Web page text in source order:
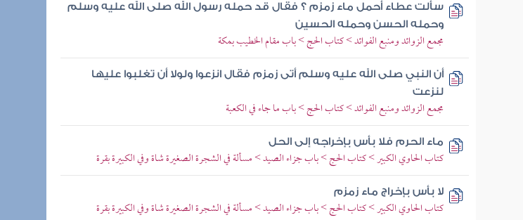
سألت عطاء أحمل ماء زمزم ؟ فقال قد حمله رسول الله صلى الله عليه وسلم
وحمله الحسن وحمله الحسين
مجمع الزوائد ومنبع الفوائد > كتاب الحج > باب مقام الخطيب بمكة
أن النبي صلى الله عليه وسلم أتى زمزم فقال انزعوا ولولا أن تغلبوا عليها
لنزعت
مجمع الزوائد ومنبع الفوائد > كتاب الحج > باب ما جاء في الكعبة
ماء الحرم فلا بأس بإخراجه إلى الحل
كتاب الحاوي الكبير > كتاب الحج > باب جزاء الصيد > مسألة في الشجرة الصغيرة شاة وفي الكبيرة بقرة
لا بأس بإخراج ماء زمزم
كتاب الحاوي الكبير > كتاب الحج > باب جزاء الصيد > مسألة في الشجرة الصغيرة شاة وفي الكبيرة بقرة